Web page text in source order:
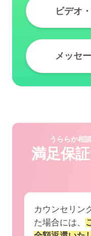
ビデオ
メッセ
うららか相
満足保
カウンセリン
た場合には、